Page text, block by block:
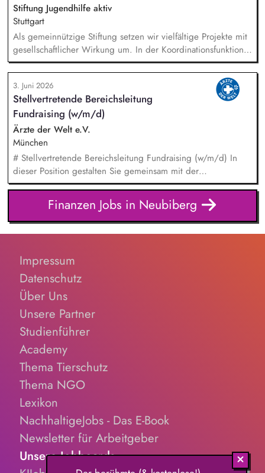
Stiftung Jugendhilfe aktiv
Stuttgart
Als gemeinnützige Stiftung setzen wir vielfältige Projekte mit
gesellschaftlicher Wirkung um. In der Koordinationsfunktion
stellst du die Beschaffung von Drittmitteln sicher, sorgst für
die zweckgerechte Verwendung und ermöglichst, dass
Spenden und Fördermittel wirkungsvoll eingesetzt werden. -
Marktsondierung bestehender und geeigneter neuer
Fördermittel - Begleitung unserer Pädagogik bei
Förderanträgen - Sicherstellen von Mittelbeantragung,
Mittelabruf und -verwendung inkl. Dokumentation -
Koordination, Verwaltung, zweckgerechte Zuordnung sowie
Nachweisführung von Spendengeldern - Buchhalterische
Unterstützung u.a. bei Führung und Kontrolle von
Gruppengeldkonten
3. Juni 2026
Stellvertretende Bereichsleitung
Fundraising (w/m/d)
Ärzte der Welt e.V.
München
# Stellvertretende Bereichsleitung Fundraising (w/m/d) In
dieser Position gestalten Sie gemeinsam mit der
Bereichsleitung die strategische Weiterentwicklung des
Fundraisings und übernehmen Führungs- sowie
Steuerungsaufgaben in einem dynamischen Umfeld. Ein
Schwerpunkt Ihrer Tätigkeit liegt in der Führung und
Weiterentwicklung des Dialogmarketing-Teams: strategische
und Koordination des Teams, Entwicklung und Optimierung
von Maßnahmen sowie Identifikation neuer
Fundraisingpotenziale.
Finanzen Jobs in Neubiberg
Impressum
Datenschutz
Über Uns
Unsere Partner
Studienführer
Academy
Thema Tierschutz
Thema NGO
Lexikon
NachhaltigeJobs - Das E-Book
Newsletter für Arbeitgeber
Unsere Jobboards